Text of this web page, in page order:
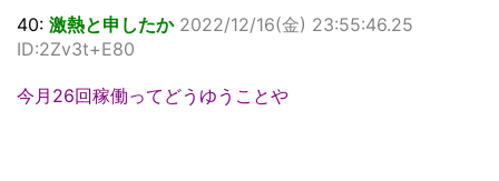
40: 激熱と申したか 2022/12/16(金) 23:55:46.25
ID:2Zv3t+E80
今月26回稼働ってどうゆうことや